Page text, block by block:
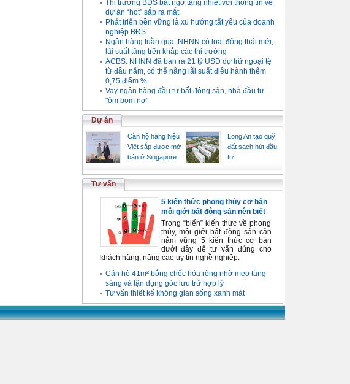
Thị trường BĐS bất ngờ tăng nhiệt với thông tin về
dự án “hot” sắp ra mắt
Phát triển bền vững là xu hướng tất yếu của doanh
nghiệp BĐS
Ngân hàng tuần qua: NHNN có loạt động thái mới,
lãi suất tăng trên khắp các thị trường
ACBS: NHNN đã bán ra 21 tỷ USD dự trữ ngoại tệ
từ đầu năm, có thể nâng lãi suất điều hành thêm
0,75 điểm %
Vay ngân hàng đầu tư bất động sản, nhà đầu tư
"ôm bom nợ"
Dự án
Căn hộ hàng hiệu
Việt sắp được mở
bán ở Singapore
Long An tạo quỹ
đất sạch hút đầu
tư
Tư vấn
5 kiến thức phong thủy cơ bản
môi giới bất động sản nên biết
Trong “biển” kiến thức về phong
thủy, môi giới bất động sản cần
nắm vững 5 kiến thức cơ bản
dưới đây để tư vấn đúng cho
khách hàng, nâng cao uy tín nghề nghiệp.
Căn hộ 41m² bỗng chốc hóa rộng nhờ mẹo tăng
sáng và tận dụng góc lưu trữ hợp lý
Tư vấn thiết kế không gian sống xanh mát